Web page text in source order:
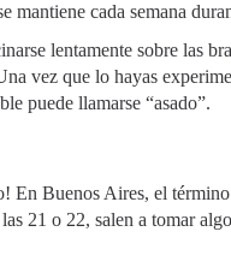
mantiene cada semana
lentamente sobre las
vez que lo hayas
puede llamarse “asado”.
En Buenos Aires, el
21 o 22, salen a tomar